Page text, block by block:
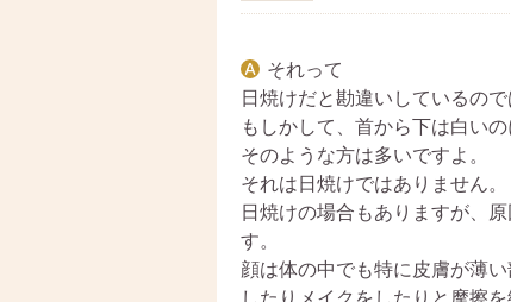
それって
日焼けだと勘違いしているので
もしかして、首から下は白い
そのような方は多いですよ。
それは日焼けではありません。
日焼けの場合もありますが、
す。
顔は体の中でも特に皮膚が薄
したりメイクをしたりと摩擦